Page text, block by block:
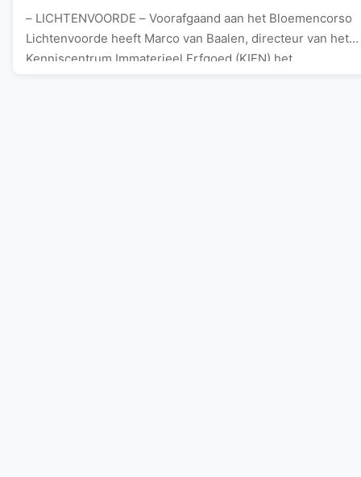
– LICHTENVOORDE – Voorafgaand aan het Bloemencorso
Lichtenvoorde heeft Marco van Baalen, directeur van het
Kenniscentrum Immaterieel Erfgoed (KIEN) het…